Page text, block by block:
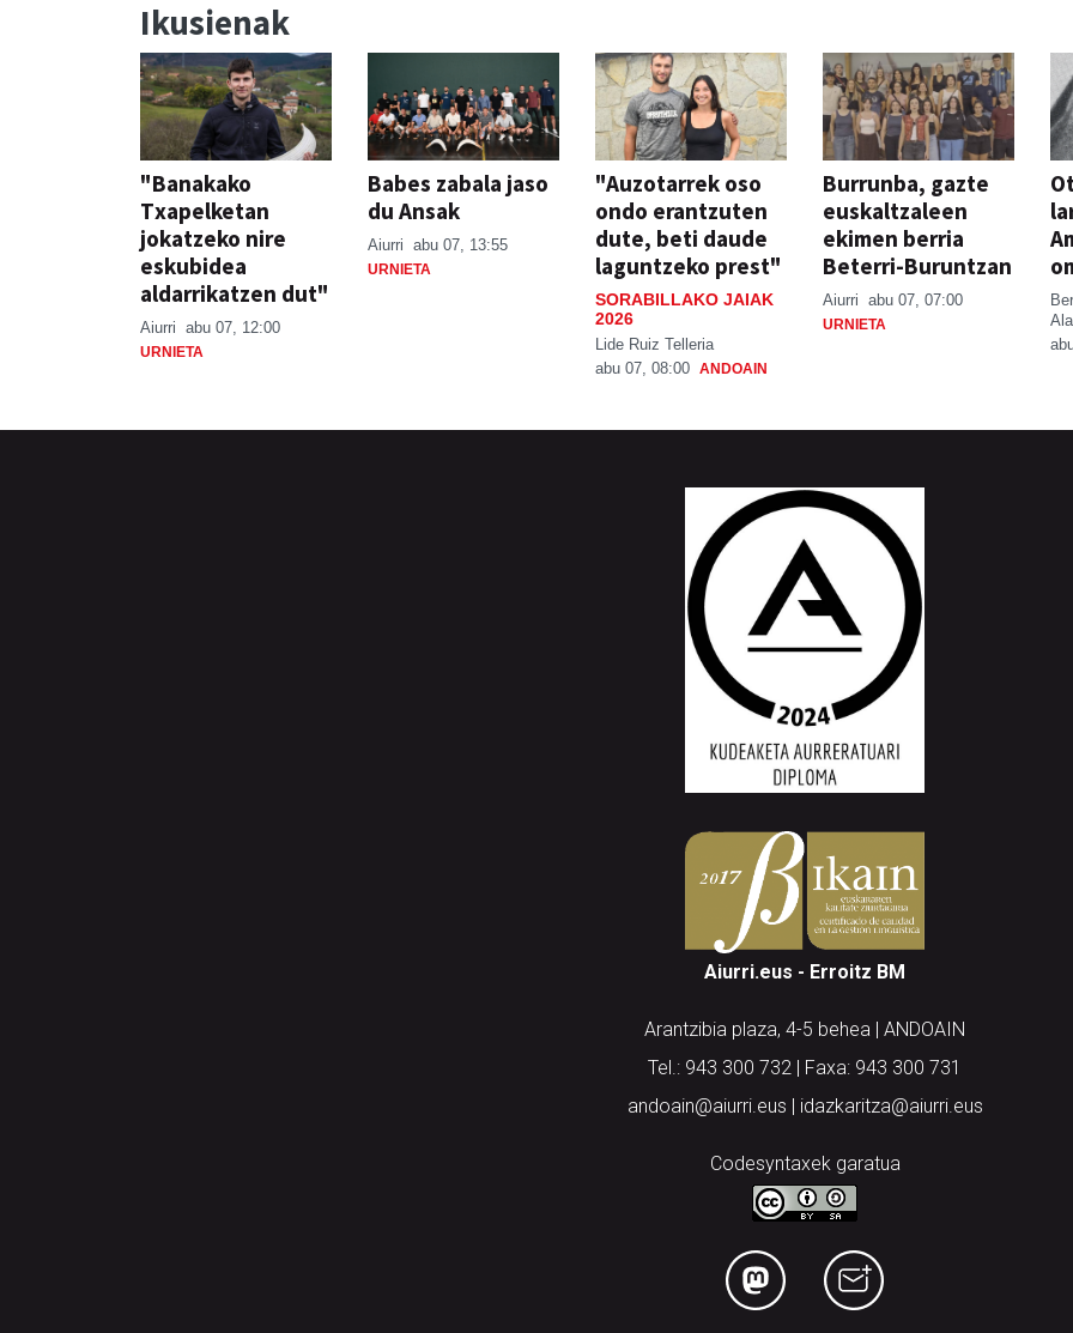
Ikusienak
"Banakako
Txapelketan
jokatzeko nire
eskubidea
aldarrikatzen dut"
Aiurri abu 07, 12:00
URNIETA
Babes zabala jaso
du Ansak
Aiurri abu 07, 13:55
URNIETA
"Auzotarrek oso
ondo erantzuten
dute, beti daude
laguntzeko prest"
SORABILLAKO JAIAK
2026
Lide Ruiz Telleria
abu 07, 08:00 ANDOAIN
Burrunba, gazte
euskaltzaleen
ekimen berria
Beterri-Buruntzan
Aiurri abu 07, 07:00
URNIETA
Aiurri.eus - Erroitz BM
Arantzibia plaza, 4-5 behea | ANDOAIN
Tel.: 943 300 732 | Faxa: 943 300 731
andoain@aiurri.eus | idazkaritza@aiurri.eus
Codesyntaxek garatua